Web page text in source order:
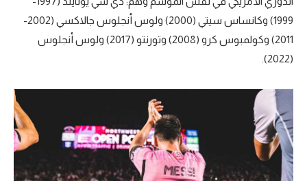
1999) وكانساس سيتي (2000) ولوس أنجلوس جالاكسي (2002-
2011) وكولمبوس كرو (2008) وتورنتو (2017) ولوس أنجلوس
(2022).